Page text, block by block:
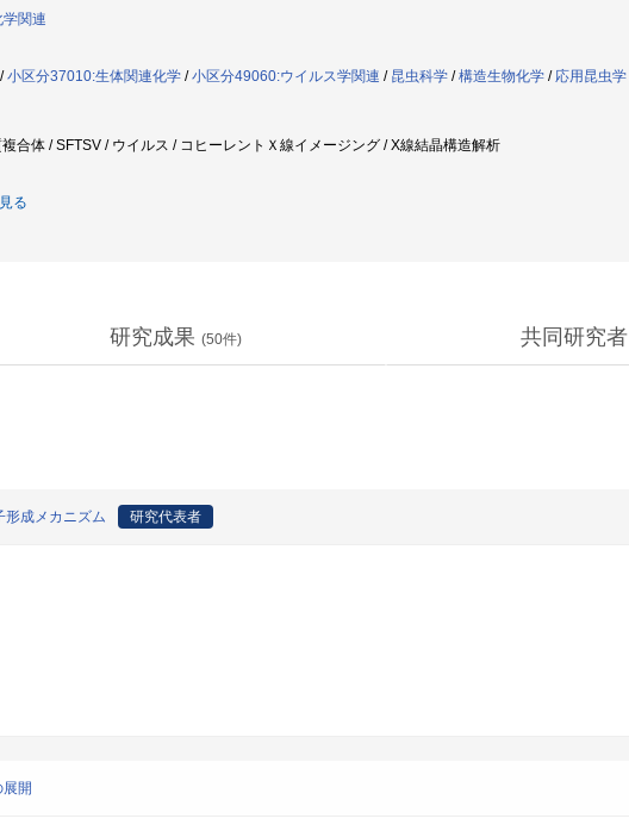
関連
/小区分37010:生体関連化学 /小区分49060:ウイルス学関連 / 昆虫科学 /構造生物化学 / 応用昆虫学
合体 / SFTSV / ウイルス / コヒーレントＸ線イメージング / X線結晶構造解析
る
研究成果 (50件) 共同研究者
形成メカニズム 研究代表者
開